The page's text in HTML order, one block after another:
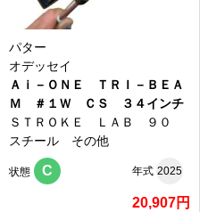
パター
オデッセイ
Ａｉ－ＯＮＥ ＴＲＩ－ＢＥＡ
Ｍ ＃１Ｗ ＣＳ ３４インチ
ＳＴＲＯＫＥ ＬＡＢ ９０
スチール その他
状態 C 年式 2025
20,907円